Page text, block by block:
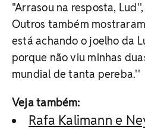
"Arrasou na resposta,
Outros também
está achando o joelho da
porque não viu minhas
mundial de tanta pereba.''
Veja também:
Rafa Kalimann e